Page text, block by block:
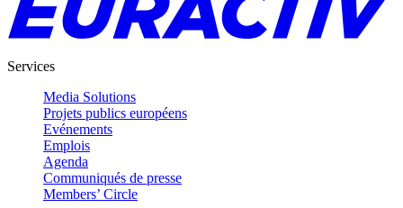
Services
Media Solutions
Projets publics européens
Evénements
Emplois
Agenda
Communiqués de presse
Members’ Circle